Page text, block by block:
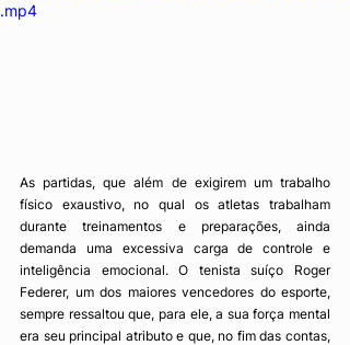
.mp4
As partidas, que além de exigirem um trabalho
físico exaustivo, no qual os atletas trabalham
durante treinamentos e preparações, ainda
demanda uma excessiva carga de controle e
inteligência emocional. O tenista suíço Roger
Federer, um dos maiores vencedores do esporte,
sempre ressaltou que, para ele, a sua força mental
era seu principal atributo e que, no fim das contas,